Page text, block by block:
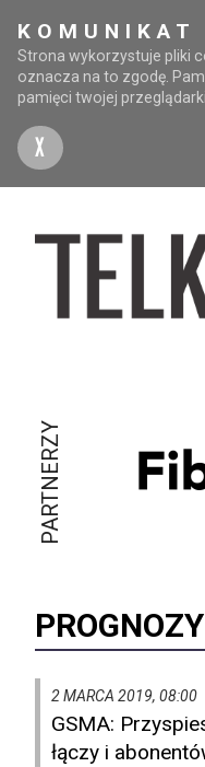
KOMUNIKAT
Strona wykorzystuje pliki
oznacza na to zgodę.
pamięci twojej przeglądarki.
X
PARTNERZY
PROGNOZY
2 MARCA 2019, 08:00
GSMA:
łączy i